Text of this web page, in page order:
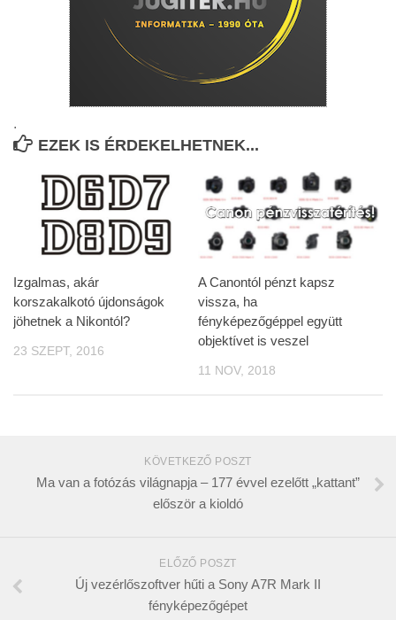
.
EZEK IS ÉRDEKELHETNEK...
Izgalmas, akár
korszakalkotó újdonságok
jöhetnek a Nikontól?
23 SZEPT, 2016
A Canontól pénzt kapsz
vissza, ha
fényképezőgéppel együtt
objektívet is veszel
11 NOV, 2018
KÖVETKEZŐ POSZT
Ma van a fotózás világnapja – 177 évvel ezelőtt „kattant”
először a kioldó
ELŐZŐ POSZT
Új vezérlőszoftver hűti a Sony A7R Mark II
fényképezőgépet